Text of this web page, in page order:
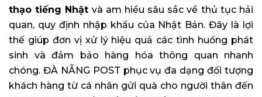
thạo tiếng Nhật và am hiểu sâu sắc về thủ tục hải
quan, quy định nhập khẩu của Nhật Bản. Đây là lợi
thế giúp đơn vị xử lý hiệu quả các tình huống phát
sinh và đảm bảo hàng hóa thông quan nhanh
chóng. ĐÀ NẴNG POST phục vụ đa dạng đối tượng
khách hàng từ cá nhân gửi quà cho người thân đến